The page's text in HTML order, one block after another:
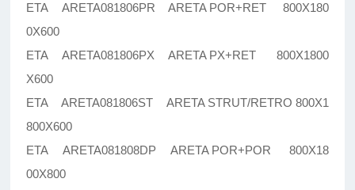
ETA ARETA081806PR ARETA POR+RET 800X180
0X600
ETA ARETA081806PX ARETA PX+RET 800X1800
X600
ETA ARETA081806ST ARETA STRUT/RETRO 800X1
800X600
ETA ARETA081808DP ARETA POR+POR 800X18
00X800